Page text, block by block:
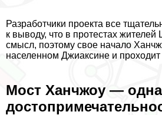
Разработчики проекта все
к выводу, что в протестах
смысл, поэтому свое начало
населенном Джиаксине и
Мост Ханчжоу —